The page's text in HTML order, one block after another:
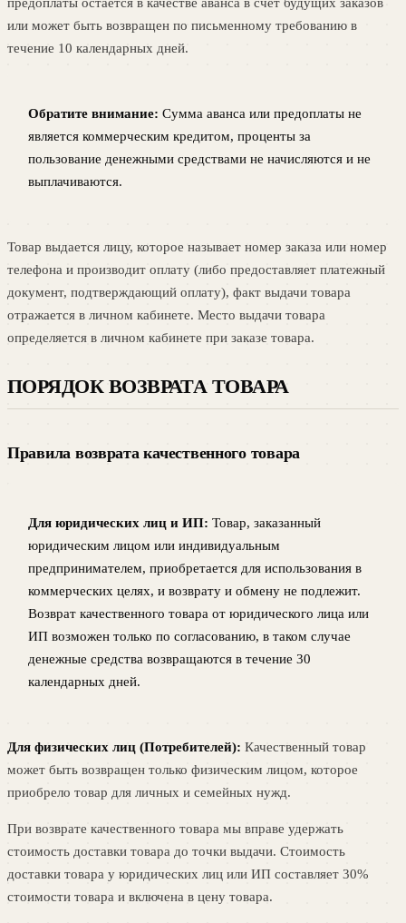
предоплаты остается в качестве аванса в счет будущих заказов
или может быть возвращен по письменному требованию в
течение 10 календарных дней.
Обратите внимание: Сумма аванса или предоплаты не
является коммерческим кредитом, проценты за
пользование денежными средствами не начисляются и не
выплачиваются.
Товар выдается лицу, которое называет номер заказа или номер
телефона и производит оплату (либо предоставляет платежный
документ, подтверждающий оплату), факт выдачи товара
отражается в личном кабинете. Место выдачи товара
определяется в личном кабинете при заказе товара.
ПОРЯДОК ВОЗВРАТА ТОВАРА
Правила возврата качественного товара
Для юридических лиц и ИП: Товар, заказанный
юридическим лицом или индивидуальным
предпринимателем, приобретается для использования в
коммерческих целях, и возврату и обмену не подлежит.
Возврат качественного товара от юридического лица или
ИП возможен только по согласованию, в таком случае
денежные средства возвращаются в течение 30
календарных дней.
Для физических лиц (Потребителей): Качественный товар
может быть возвращен только физическим лицом, которое
приобрело товар для личных и семейных нужд.
При возврате качественного товара мы вправе удержать
стоимость доставки товара до точки выдачи. Стоимость
доставки товара у юридических лиц или ИП составляет 30%
стоимости товара и включена в цену товара.